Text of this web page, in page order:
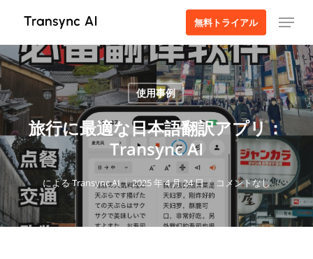
へ
ス
キ
ッ
プ
無料トライアル メニュー
使用事例
旅行に最適な日本語翻訳アプリ：
Transync AI
によるTransync AI 2025 年 4 月 24 日 コメントなし